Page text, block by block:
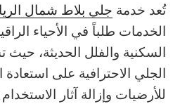
تُعد خدمة جلي بلاط شمال
الخدمات طلباً في الأحياء
السكنية والفلل الحديثة،
الجلي الاحترافية على
للأرضيات وإزالة آثار